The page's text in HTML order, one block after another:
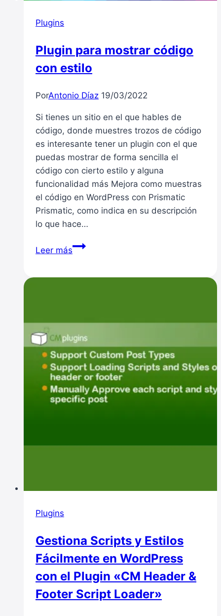
Plugins
Plugin para mostrar código
con estilo
PorAntonio Díaz 19/03/2022
Si tienes un sitio en el que hables de
código, donde muestres trozos de código
es interesante tener un plugin con el que
puedas mostrar de forma sencilla el
código con cierto estilo y alguna
funcionalidad más Mejora como muestras
el código en WordPress con Prismatic
Prismatic, como indica en su descripción
lo que hace…
Leer másPlugin
Plugins
Gestiona Scripts y Estilos
Fácilmente en WordPress
con el Plugin «CM Header &
Footer Script Loader»